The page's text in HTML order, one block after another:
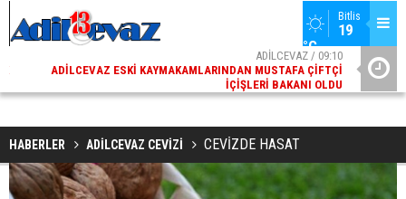
Bitlis
19
°C
ADİLCEVAZ / 09:10
ADILCEVAZ ESKI KAYMAKAMLARINDAN MUSTAFA ÇIFTÇI
İÇIŞLERI BAKANI OLDU
HABERLER ADİLCEVAZ CEVİZİ CEVİZDE HASAT